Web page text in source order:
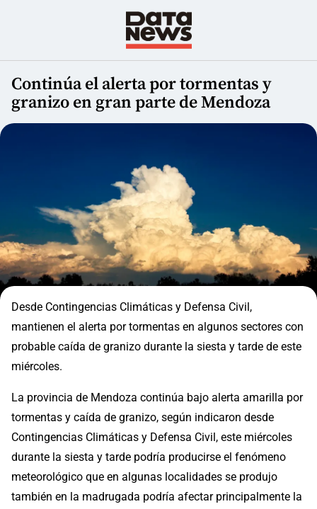
Continúa el alerta por tormentas y
granizo en gran parte de Mendoza
Desde Contingencias Climáticas y Defensa Civil,
mantienen el alerta por tormentas en algunos sectores con
probable caída de granizo durante la siesta y tarde de este
miércoles.
La provincia de Mendoza continúa bajo alerta amarilla por
tormentas y caída de granizo, según indicaron desde
Contingencias Climáticas y Defensa Civil, este miércoles
durante la siesta y tarde podría producirse el fenómeno
meteorológico que en algunas localidades se produjo
también en la madrugada podría afectar principalmente la